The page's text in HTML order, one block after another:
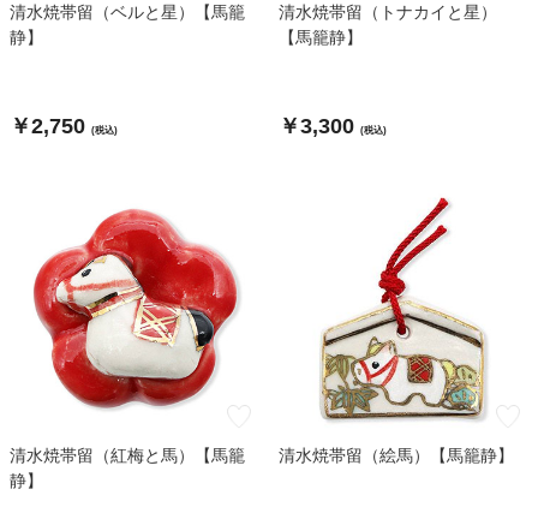
清水焼帯留（ベルと星）【馬籠
静】
￥2,750 (税込)
清水焼帯留（トナカイと星）
【馬籠静】
￥3,300 (税込)
清水焼帯留（紅梅と馬）【馬籠
静】
清水焼帯留（絵馬）【馬籠静】